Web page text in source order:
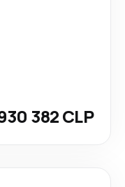
382 CLP